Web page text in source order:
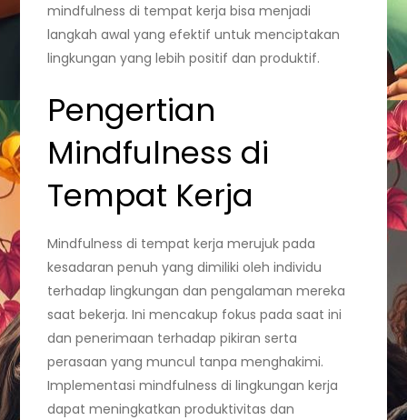
mindfulness di tempat kerja bisa menjadi
langkah awal yang efektif untuk menciptakan
lingkungan yang lebih positif dan produktif.
Pengertian
Mindfulness di
Tempat Kerja
Mindfulness di tempat kerja merujuk pada
kesadaran penuh yang dimiliki oleh individu
terhadap lingkungan dan pengalaman mereka
saat bekerja. Ini mencakup fokus pada saat ini
dan penerimaan terhadap pikiran serta
perasaan yang muncul tanpa menghakimi.
Implementasi mindfulness di lingkungan kerja
dapat meningkatkan produktivitas dan